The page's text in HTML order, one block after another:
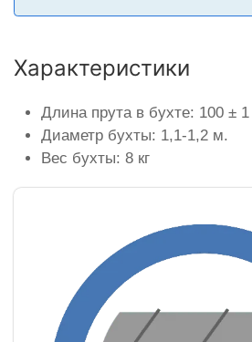
Характеристики
Длина прута в бухте: 100 ±
Диаметр бухты: 1,1-1,2 м.
Вес бухты: 8 кг